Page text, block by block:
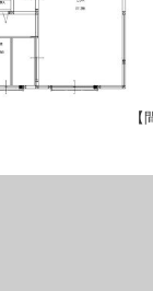
【